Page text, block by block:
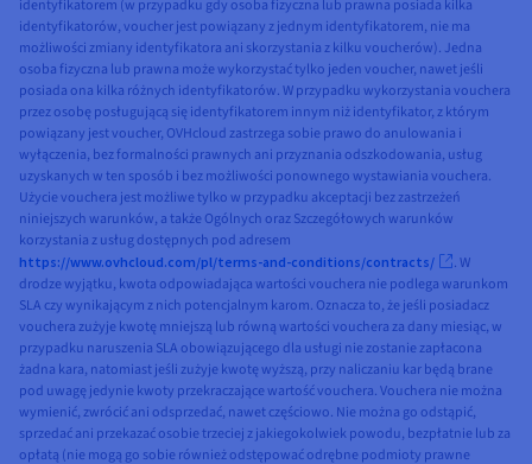
identyfikatorem (w przypadku gdy osoba fizyczna lub prawna posiada kilka
identyfikatorów, voucher jest powiązany z jednym identyfikatorem, nie ma
możliwości zmiany identyfikatora ani skorzystania z kilku voucherów). Jedna
osoba fizyczna lub prawna może wykorzystać tylko jeden voucher, nawet jeśli
posiada ona kilka różnych identyfikatorów. W przypadku wykorzystania vouchera
przez osobę posługującą się identyfikatorem innym niż identyfikator, z którym
powiązany jest voucher, OVHcloud zastrzega sobie prawo do anulowania i
wyłączenia, bez formalności prawnych ani przyznania odszkodowania, usług
uzyskanych w ten sposób i bez możliwości ponownego wystawiania vouchera.
Użycie vouchera jest możliwe tylko w przypadku akceptacji bez zastrzeżeń
niniejszych warunków, a także Ogólnych oraz Szczegółowych warunków
korzystania z usług dostępnych pod adresem
https://www.ovhcloud.com/pl/terms-and-conditions/contracts/
. W
drodze wyjątku, kwota odpowiadająca wartości vouchera nie podlega warunkom
SLA czy wynikającym z nich potencjalnym karom. Oznacza to, że jeśli posiadacz
vouchera zużyje kwotę mniejszą lub równą wartości vouchera za dany miesiąc, w
przypadku naruszenia SLA obowiązującego dla usługi nie zostanie zapłacona
żadna kara, natomiast jeśli zużyje kwotę wyższą, przy naliczaniu kar będą brane
pod uwagę jedynie kwoty przekraczające wartość vouchera. Vouchera nie można
wymienić, zwrócić ani odsprzedać, nawet częściowo. Nie można go odstąpić,
sprzedać ani przekazać osobie trzeciej z jakiegokolwiek powodu, bezpłatnie lub za
opłatą (nie mogą go sobie również odstępować odrębne podmioty prawne